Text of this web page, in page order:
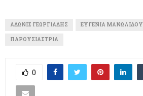
ΆΔΩΝΙΣ ΓΕΩΡΓΙΆΔΗΣ ΕΥΓΕΝΊΑ ΜΑΝΩΛΊΔΟΥ
ΠΑΡΟΥΣΙΆΣΤΡΙΑ
0